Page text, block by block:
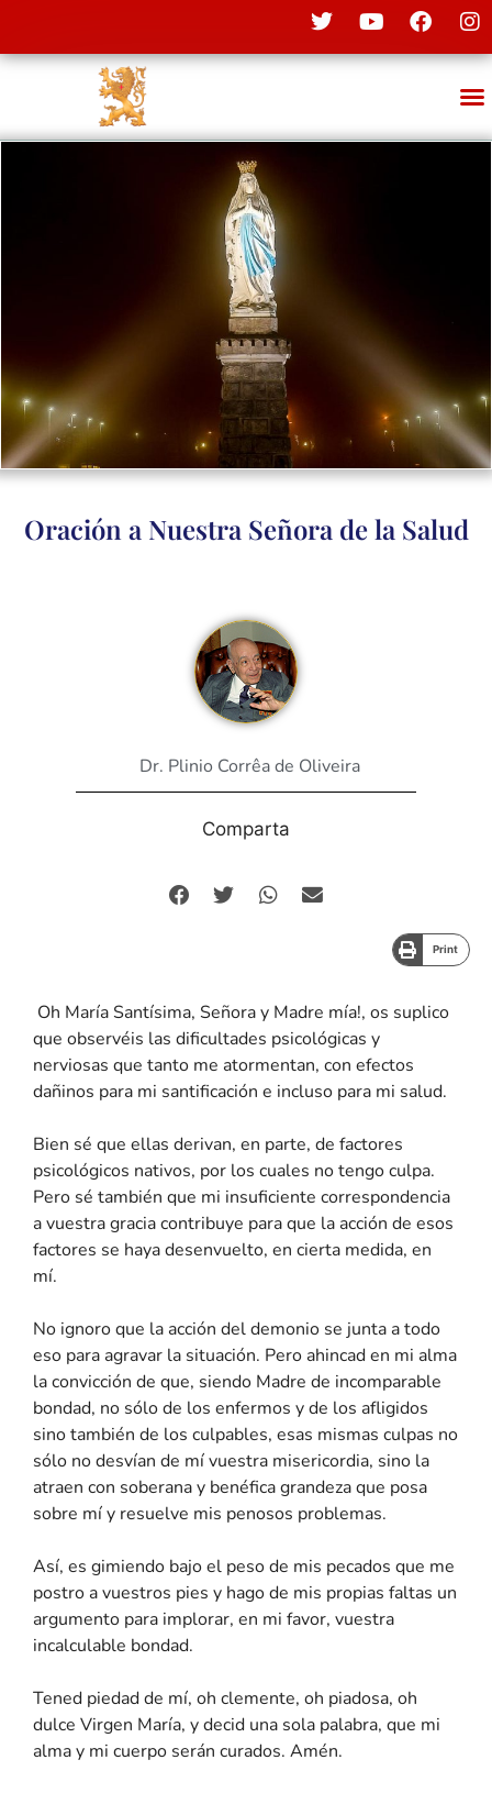
Oración a Nuestra Señora de la Salud
Dr. Plinio Corrêa de Oliveira
Comparta
Print
Oh María Santísima, Señora y Madre mía!, os suplico
que observéis las dificultades psicológicas y
nerviosas que tanto me atormentan, con efectos
dañinos para mi santificación e incluso para mi salud.
Bien sé que ellas derivan, en parte, de factores
psicológicos nativos, por los cuales no tengo culpa.
Pero sé también que mi insuficiente correspondencia
a vuestra gracia contribuye para que la acción de esos
factores se haya desenvuelto, en cierta medida, en
mí.
No ignoro que la acción del demonio se junta a todo
eso para agravar la situación. Pero ahincad en mi alma
la convicción de que, siendo Madre de incomparable
bondad, no sólo de los enfermos y de los afligidos
sino también de los culpables, esas mismas culpas no
sólo no desvían de mí vuestra misericordia, sino la
atraen con soberana y benéfica grandeza que posa
sobre mí y resuelve mis penosos problemas.
Así, es gimiendo bajo el peso de mis pecados que me
postro a vuestros pies y hago de mis propias faltas un
argumento para implorar, en mi favor, vuestra
incalculable bondad.
Tened piedad de mí, oh clemente, oh piadosa, oh
dulce Virgen María, y decid una sola palabra, que mi
alma y mi cuerpo serán curados. Amén.